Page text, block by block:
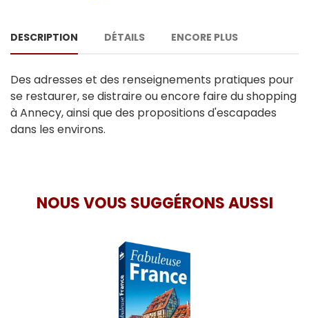
DESCRIPTION DÉTAILS ENCORE PLUS
Des adresses et des renseignements pratiques pour
se restaurer, se distraire ou encore faire du shopping
à Annecy, ainsi que des propositions d'escapades
dans les environs.
NOUS VOUS SUGGÉRONS AUSSI